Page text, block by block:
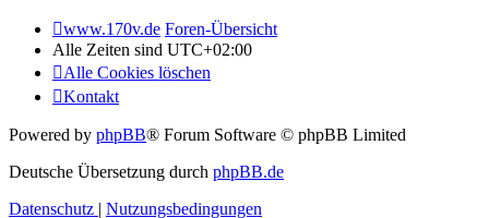
www.170v.de Foren-Übersicht
Alle Zeiten sind UTC+02:00
Alle Cookies löschen
Kontakt
Powered by phpBB® Forum Software © phpBB Limited
Deutsche Übersetzung durch phpBB.de
Datenschutz | Nutzungsbedingungen